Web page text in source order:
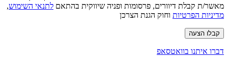
מאשר/ת קבלת דיוורים, פרסומות ופניה שיווקית בהתאם לתנאי השימוש,
מדיניות הפרטיות וחוק הגנת הצרכן
קבלו הצעה
דברו איתנו בוואטסאפ